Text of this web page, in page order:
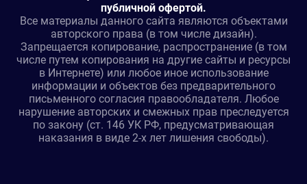
публичной офертой.
Все материалы данного сайта являются объектами
авторского права (в том числе дизайн).
Запрещается копирование, распространение (в том
числе путем копирования на другие сайты и ресурсы
в Интернете) или любое иное использование
информации и объектов без предварительного
письменного согласия правообладателя. Любое
нарушение авторских и смежных прав преследуется
по закону (ст. 146 УК РФ, предусматривающая
наказания в виде 2-х лет лишения свободы).